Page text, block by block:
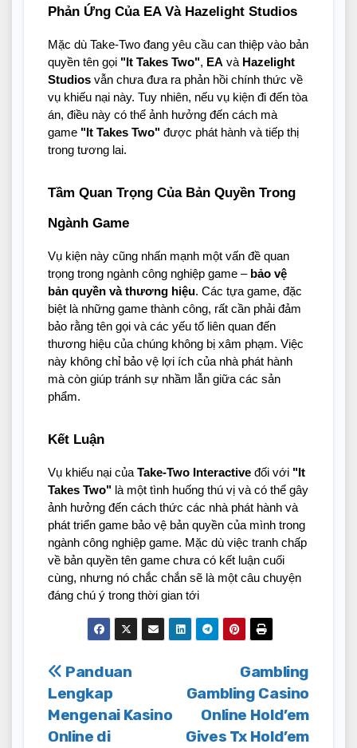
Phản Ứng Của EA Và Hazelight Studios
Mặc dù Take-Two đang yêu cầu can thiệp vào bản
quyền tên gọi "It Takes Two", EA và Hazelight
Studios vẫn chưa đưa ra phản hồi chính thức về
vụ khiếu nại này. Tuy nhiên, nếu vụ kiện đi đến tòa
án, điều này có thể ảnh hưởng đến cách mà
game "It Takes Two" được phát hành và tiếp thị
trong tương lai.
Tầm Quan Trọng Của Bản Quyền Trong
Ngành Game
Vụ kiện này cũng nhấn mạnh một vấn đề quan
trọng trong ngành công nghiệp game – bảo vệ
bản quyền và thương hiệu. Các tựa game, đặc
biệt là những game thành công, rất cần phải đảm
bảo rằng tên gọi và các yếu tố liên quan đến
thương hiệu của chúng không bị xâm phạm. Việc
này không chỉ bảo vệ lợi ích của nhà phát hành
mà còn giúp tránh sự nhầm lẫn giữa các sản
phẩm.
Kết Luận
Vụ khiếu nại củaTake-Two Interactive đối với "It
Takes Two" là một tình huống thú vị và có thể gây
ảnh hưởng đến cách thức các nhà phát hành và
phát triển game bảo vệ bản quyền của mình trong
ngành công nghiệp game. Mặc dù việc tranh chấp
về bản quyền tên game chưa có kết luận cuối
cùng, nhưng nó chắc chắn sẽ là một câu chuyện
đáng chú ý trong thời gian tới
Post
navigation
Gambling
Gambling Casino
Online Hold’em
Gives Tx Hold’em
Panduan
Lengkap
Mengenai Kasino
Online di